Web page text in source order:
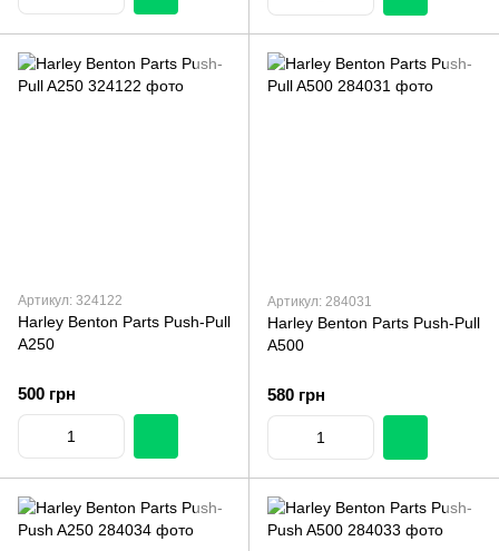
Артикул: 324122
Harley Benton Parts Push-Pull
A250
500 грн
Артикул: 284031
Harley Benton Parts Push-Pull
A500
580 грн